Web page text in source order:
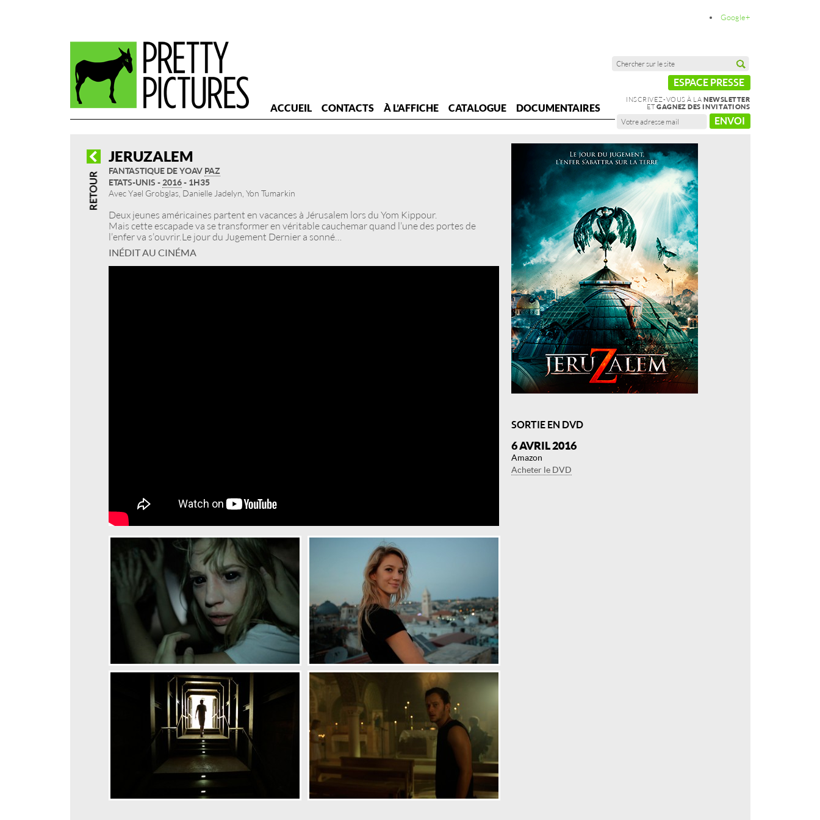
Google+
ESPACE PRESSE
INSCRIVEZ-VOUS À LA NEWSLETTER
ETGAGNEZ DES INVITATIONS
ENVOI
ACCUEIL CONTACTS À L’AFFICHE CATALOGUE DOCUMENTAIRES
JERUZALEM
FANTASTIQUE DE YOAV PAZ
ETATS-UNIS - 2016- 1H35
Avec Yael Grobglas, Danielle Jadelyn, Yon Tumarkin
Deux jeunes américaines partent en vacances à Jérusalem lors du Yom Kippour.
Mais cette escapade va se transformer en véritable cauchemar quand l’une des portes de
l’enfer va s’ouvrir. Le jour du Jugement Dernier a sonné…
INÉDIT AU CINÉMA
SORTIE EN DVD
6 AVRIL 2016
Amazon
Acheter le DVD